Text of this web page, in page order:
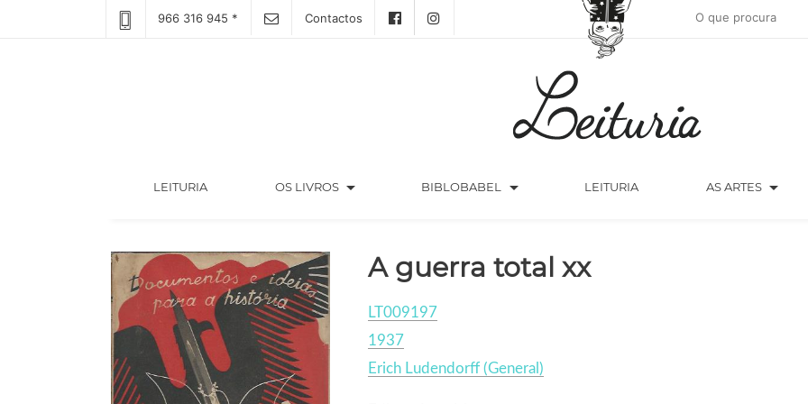
966 316 945 * Contactos
LEITURIA(CURRENT) OS LIVROS arrow_drop_down BIBLOBABEL arrow_drop_down LEITURIA AS ARTES arrow_drop_down
A guerra total xx
LT009197
1937
Erich Ludendorff (General)